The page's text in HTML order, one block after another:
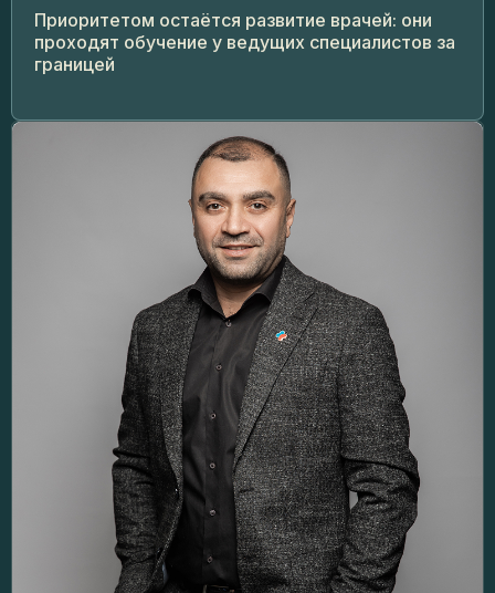
Приоритетом остаётся развитие врачей: они
проходят обучение у ведущих специалистов за
границей